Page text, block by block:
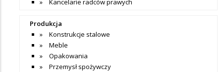
Kancelarie radców prawych
Produkcja
Konstrukcje stalowe
Meble
Opakowania
Przemysł spożywczy